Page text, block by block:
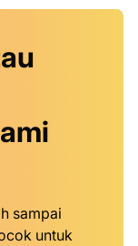
sampai
untuk